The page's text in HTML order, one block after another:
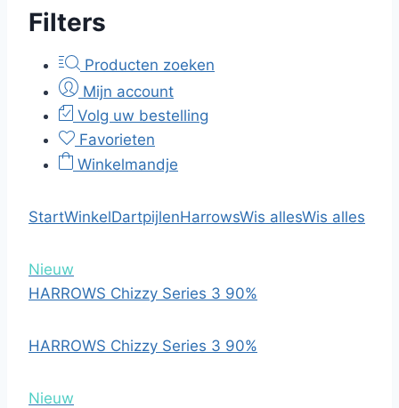
Filters
Producten zoeken
Mijn account
Volg uw bestelling
Favorieten
Winkelmandje
StartWinkelDartpijlenHarrowsWis allesWis alles
Nieuw
HARROWS Chizzy Series 3 90%
HARROWS Chizzy Series 3 90%
Nieuw